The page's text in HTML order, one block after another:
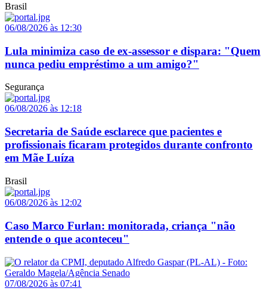
Brasil
06/08/2026 às 12:30
Lula minimiza caso de ex-assessor e dispara: "Quem
nunca pediu empréstimo a um amigo?"
Segurança
06/08/2026 às 12:18
Secretaria de Saúde esclarece que pacientes e
profissionais ficaram protegidos durante confronto
em Mãe Luíza
Brasil
06/08/2026 às 12:02
Caso Marco Furlan: monitorada, criança "não
entende o que aconteceu"
07/08/2026 às 07:41